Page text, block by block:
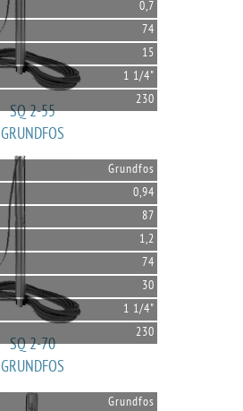
0,7
74
15
1 1/4"
230
SQ 2-55
GRUNDFOS
Grundfos
0,94
87
1,2
74
30
1 1/4"
230
SQ 2-70
GRUNDFOS
Grundfos